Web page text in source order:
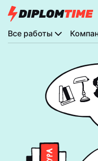
Все работы